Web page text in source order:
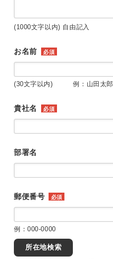
(1000文字以内) 自由記入
お名前 必須
(30文字以内) 例：山田太郎
貴社名 必須
部署名
郵便番号 必須
例：000-0000
所在地検索